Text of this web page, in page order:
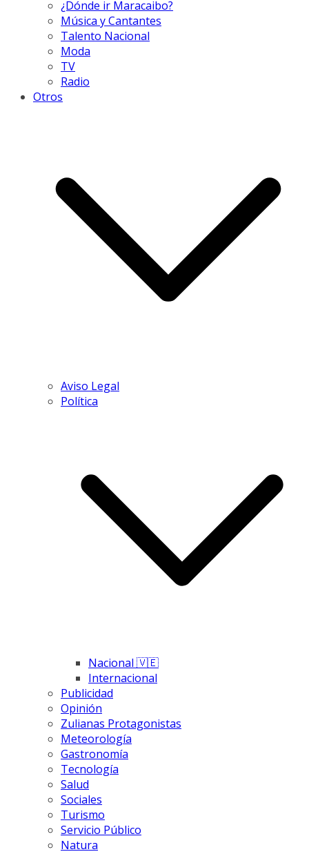
¿Dónde ir Maracaibo?
Música y Cantantes
Talento Nacional
Moda
TV
Radio
Otros
Aviso Legal
Política
Nacional 🇻🇪
Internacional
Publicidad
Opinión
Zulianas Protagonistas
Meteorología
Gastronomía
Tecnología
Salud
Sociales
Turismo
Servicio Público
Natura